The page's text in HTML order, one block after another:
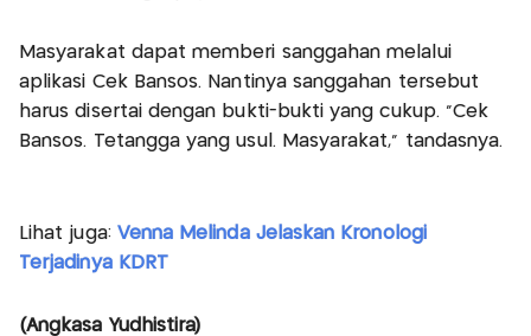
Masyarakat dapat memberi sanggahan melalui
aplikasi Cek Bansos. Nantinya sanggahan tersebut
harus disertai dengan bukti-bukti yang cukup. "Cek
Bansos. Tetangga yang usul. Masyarakat," tandasnya.
Lihat juga: Venna Melinda Jelaskan Kronologi
Terjadinya KDRT
(Angkasa Yudhistira)